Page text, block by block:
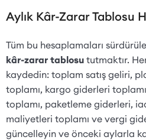
Aylık Kâr-Zarar Tablosu
Tüm bu hesaplamaları
kâr-zarar tablosu tutmaktır.
kaydedin: toplam satış geliri,
toplamı, kargo giderleri
toplamı, paketleme giderleri,
maliyetleri toplamı ve vergi
güncelleyin ve önceki aylarla